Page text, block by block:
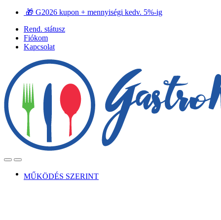
Ugrás
navigációhoz
Ugrás
tartalomra
🎁 G2026 kupon + mennyiségi kedv. 5%-ig
Rend. státusz
Fiókom
Kapcsolat
OpenClose
MŰKÖDÉS SZERINT